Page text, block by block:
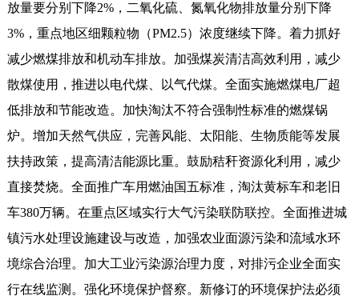
放量要分别下降2%，二氧化硫、氮氧化物排放量分别下降
3%，重点地区细颗粒物（PM2.5）浓度继续下降。着力抓好
减少燃煤排放和机动车排放。加强煤炭清洁高效利用，减少
散煤使用，推进以电代煤、以气代煤。全面实施燃煤电厂超
低排放和节能改造。加快淘汰不符合强制性标准的燃煤锅
炉。增加天然气供应，完善风能、太阳能、生物质能等发展
扶持政策，提高清洁能源比重。鼓励秸秆资源化利用，减少
直接焚烧。全面推广车用燃油国五标准，淘汰黄标车和老旧
车380万辆。在重点区域实行大气污染联防联控。全面推进城
镇污水处理设施建设与改造，加强农业面源污染和流域水环
境综合治理。加大工业污染源治理力度，对排污企业全面实
行在线监测。强化环境保护督察。新修订的环境保护法必须